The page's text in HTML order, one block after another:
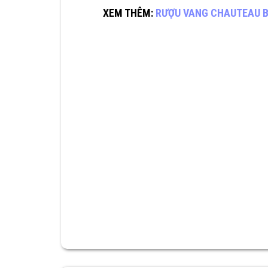
XEM THÊM: RƯỢU VANG CHAUTEAU